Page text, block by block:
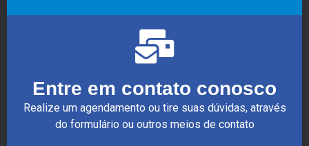
Entre em contato conosco
Realize um agendamento ou tire suas dúvidas, através
do formulário ou outros meios de contato